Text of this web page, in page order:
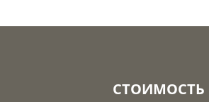
СТОИМОСТЬ